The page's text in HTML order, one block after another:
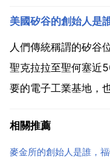
朝便流行一種稱為 蹴
則玩一種稱為 蹴毯
臘人那學...
美國矽谷的創始人是
人們傳統稱謂的矽谷
聖克拉拉至聖何塞近
要的電子工業基地，
速發展而逐步形成的
研力量的美國一流大
相關推薦
麥金所的創始人是誰，